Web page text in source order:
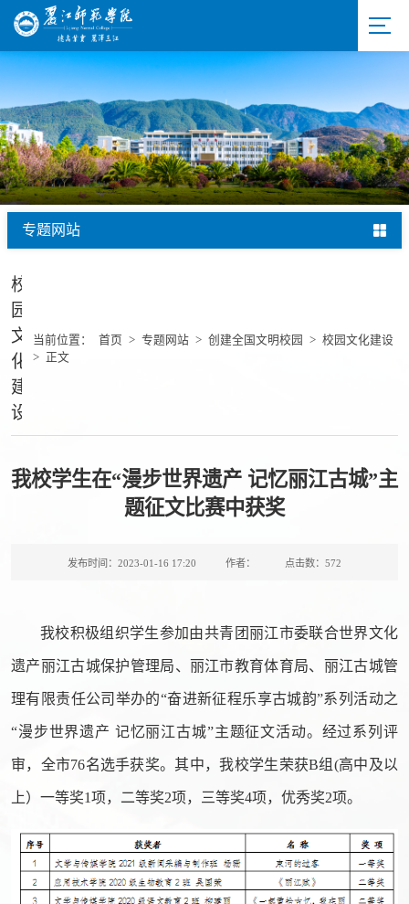
专题网站
校
园
文
化
建
设
当前位置： 首页 > 专题网站 > 创建全国文明校园 > 校园文化建设
>
正文
我校学生在“漫步世界遗产 记忆丽江古城”主
题征文比赛中获奖
发布时间：2023-01-16 17:20 作者： 点击数： 572
我校积极组织学生参加由共青团丽江市委联合世界文化
遗产丽江古城保护管理局、丽江市教育体育局、丽江古城管
理有限责任公司举办的“奋进新征程乐享古城韵”系列活动之
“漫步世界遗产 记忆丽江古城”主题征文活动。经过系列评
审，全市76名选手获奖。其中，我校学生荣获B组(高中及以
上）一等奖1项，二等奖2项，三等奖4项，优秀奖2项。